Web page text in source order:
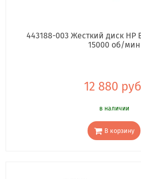
443188-003 Жесткий диск HP
15000 об/мин
12 880
в наличии
В корзину